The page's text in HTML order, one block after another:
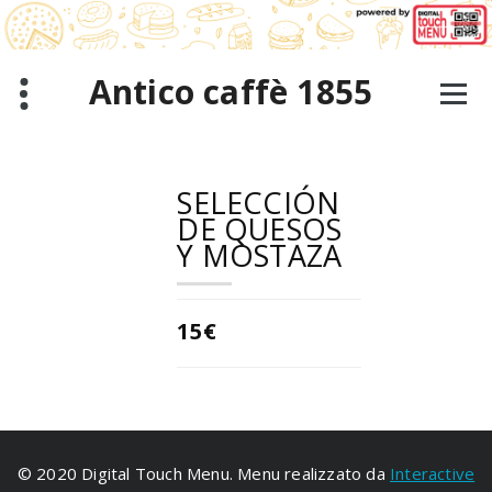
Saltar
al
contenido
Antico caffè 1855
SELECCIÓN
DE QUESOS
Y MOSTAZA
15€
© 2020 Digital Touch Menu. Menu realizzato da Interactive